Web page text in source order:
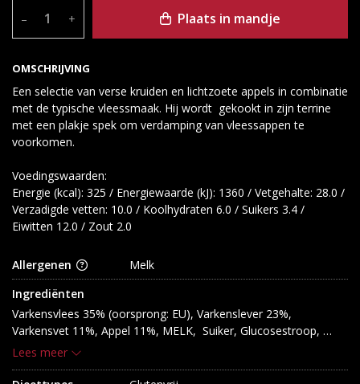
OMSCHRIJVING
Een selectie van verse kruiden en lichtzoete appels in combinatie
met de typische vleessmaak. Hij wordt gekookt in zijn terrine
met een plakje spek om verdamping van vleessappen te
voorkomen.
Voedingswaarden:
Energie (kcal): 325 / Energiewaarde (kJ): 1360 / Vetgehalte: 28.0 /
Verzadigde vetten: 10.0 / Koolhydraten 6.0 / Suikers 3.4 /
Eiwitten 12.0 / Zout 2.0
– + Plaats in mandje
Allergenen
Melk
Ingrediënten
Varkensvlees 35% (oorsprong: EU), Varkenslever 23%,
Varkensvet 11%, Appel 11%, MELK,  Suiker, Glucosestroop,
Zout, Ui (koolzaadolie), Dextrose, Specerijen; Conserveermiddel:
Lees meer